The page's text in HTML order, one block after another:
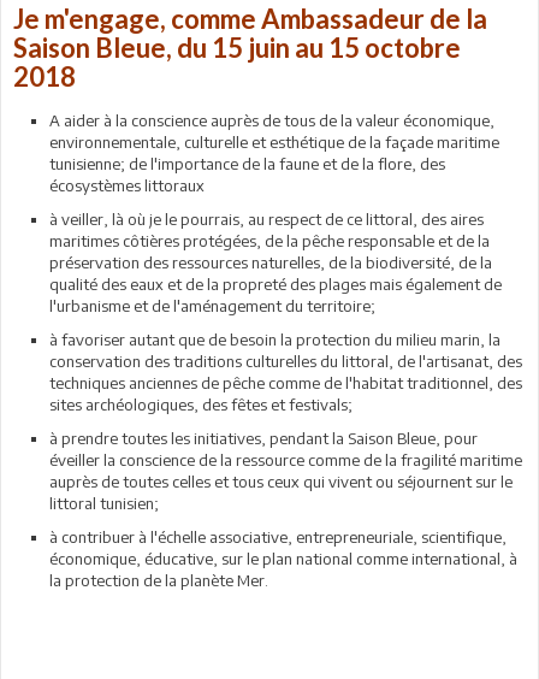
Je m'engage, comme Ambassadeur de la
Saison Bleue, du 15 juin au 15 octobre
2018
A aider à la conscience auprès de tous de la valeur économique,
environnementale, culturelle et esthétique de la façade maritime
tunisienne; de l'importance de la faune et de la flore, des
écosystèmes littoraux
à veiller, là où je le pourrais, au respect de ce littoral, des aires
maritimes côtières protégées, de la pêche responsable et de la
préservation des ressources naturelles, de la biodiversité, de la
qualité des eaux et de la propreté des plages mais également de
l'urbanisme et de l'aménagement du territoire;
à favoriser autant que de besoin la protection du milieu marin, la
conservation des traditions culturelles du littoral, de l'artisanat, des
techniques anciennes de pêche comme de l'habitat traditionnel, des
sites archéologiques, des fêtes et festivals;
à prendre toutes les initiatives, pendant la Saison Bleue, pour
éveiller la conscience de la ressource comme de la fragilité maritime
auprès de toutes celles et tous ceux qui vivent ou séjournent sur le
littoral tunisien;
à contribuer à l'échelle associative, entrepreneuriale, scientifique,
économique, éducative, sur le plan national comme international, à
la protection de la planète Mer.